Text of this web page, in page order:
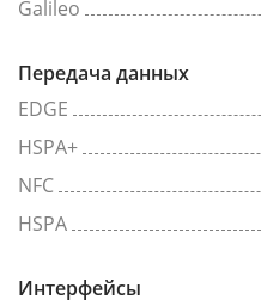
Galileo
Передача данных
EDGE
HSPA+
NFC
HSPA
Интерфейсы